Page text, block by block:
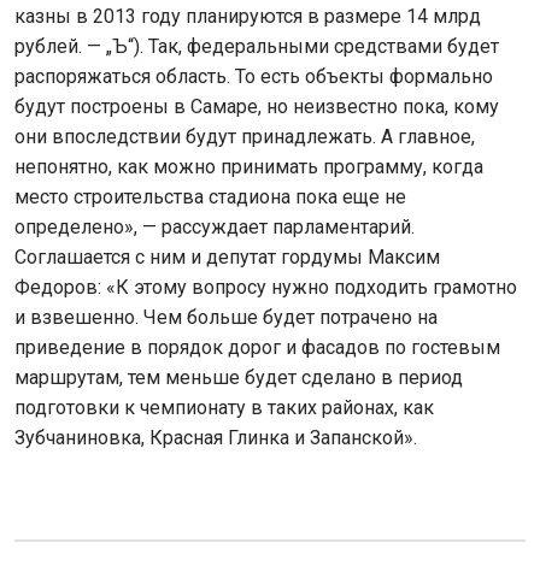
казны в 2013 году планируются в размере 14 млрд
рублей. — „Ъ“). Так, федеральными средствами будет
распоряжаться область. То есть объекты формально
будут построены в Самаре, но неизвестно пока, кому
они впоследствии будут принадлежать. А главное,
непонятно, как можно принимать программу, когда
место строительства стадиона пока еще не
определено», — рассуждает парламентарий.
Соглашается с ним и депутат гордумы Максим
Федоров: «К этому вопросу нужно подходить грамотно
и взвешенно. Чем больше будет потрачено на
приведение в порядок дорог и фасадов по гостевым
маршрутам, тем меньше будет сделано в период
подготовки к чемпионату в таких районах, как
Зубчаниновка, Красная Глинка и Запанской».